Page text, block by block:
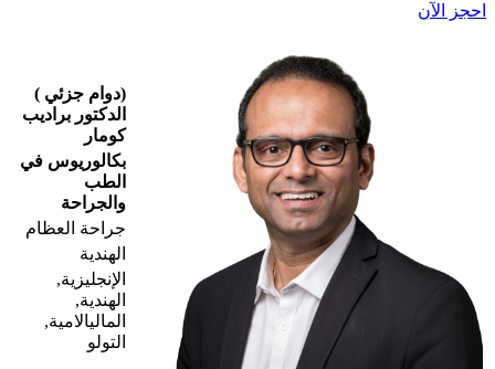
احجز الآن
(دوام جزئي )
الدكتور براديب
كومار
بكالوريوس في
الطب
والجراحة
جراحة العظام
الهندية
الإنجليزية,
الهندية,
الماليالامية,
التولو